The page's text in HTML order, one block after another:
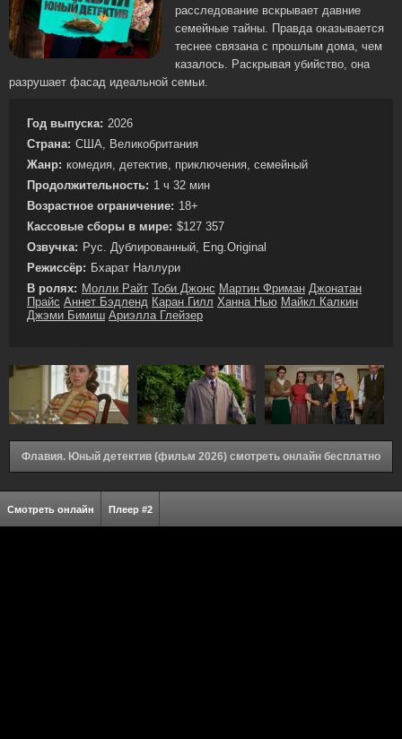
расследование вскрывает давние
семейные тайны. Правда оказывается
теснее связана с прошлым дома, чем
казалось. Раскрывая убийство, она
разрушает фасад идеальной семьи.
Год выпуска: 2026
Страна: США, Великобритания
Жанр: комедия, детектив, приключения, семейный
Продолжительность: 1 ч 32 мин
Возрастное ограничение: 18+
Кассовые сборы в мире: $127 357
Озвучка: Рус. Дублированный, Eng.Original
Режиссёр: Бхарат Наллури
В ролях: Молли Райт Тоби Джонс Мартин Фриман Джонатан
Прайс Аннет Бэдленд Каран Гилл Ханна Нью Майкл Калкин
Джэми Бимиш Ариэлла Глейзер
Флавия. Юный детектив (фильм 2026) смотреть онлайн бесплатно
Смотреть онлайн Плеер #2